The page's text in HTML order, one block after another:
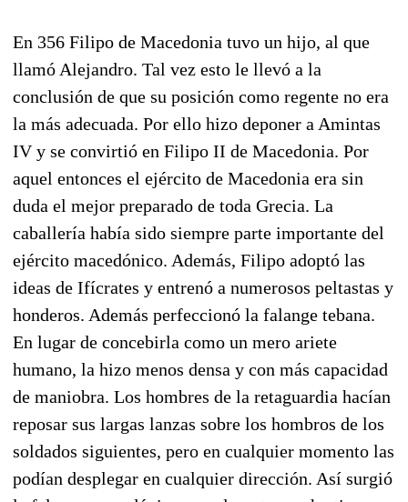
En 356 Filipo de Macedonia tuvo un hijo, al que
llamó Alejandro. Tal vez esto le llevó a la
conclusión de que su posición como regente no era
la más adecuada. Por ello hizo deponer a Amintas
IV y se convirtió en Filipo II de Macedonia. Por
aquel entonces el ejército de Macedonia era sin
duda el mejor preparado de toda Grecia. La
caballería había sido siempre parte importante del
ejército macedónico. Además, Filipo adoptó las
ideas de Ifícrates y entrenó a numerosos peltastas y
honderos. Además perfeccionó la falange tebana.
En lugar de concebirla como un mero ariete
humano, la hizo menos densa y con más capacidad
de maniobra. Los hombres de la retaguardia hacían
reposar sus largas lanzas sobre los hombros de los
soldados siguientes, pero en cualquier momento las
podían desplegar en cualquier dirección. Así surgió